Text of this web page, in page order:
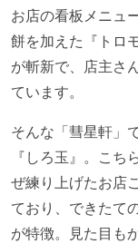
お店の看板メニュ
餅を加えた『トロ
が斬新で、店主さ
ています。
そんな「彗星軒」
『しろ玉』。こち
ぜ練り上げたお店
ており、できたて
が特徴。見た目も